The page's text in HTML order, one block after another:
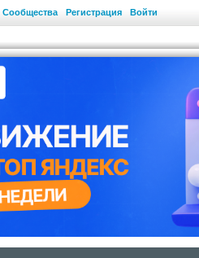
Сообщества Регистрация Войти